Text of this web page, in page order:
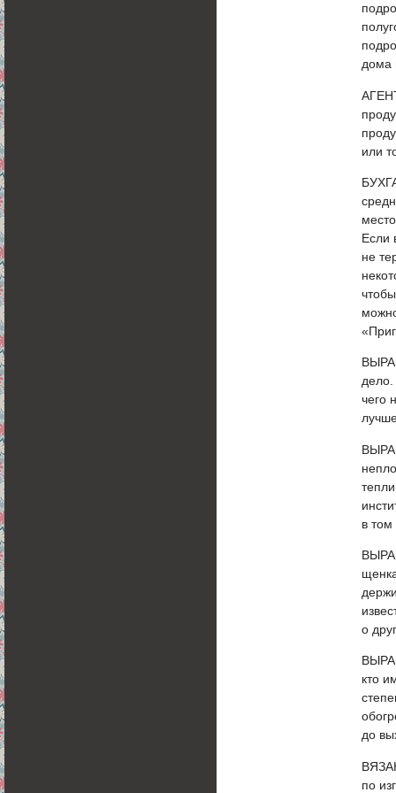
дома
или
Если
не
дело.
чего
в том
о
кто
до
по